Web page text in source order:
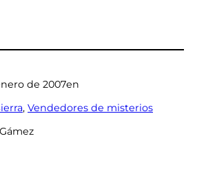
de 2007en
, Vendedores de misterios